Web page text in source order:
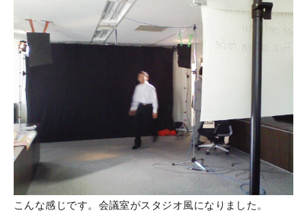
こんな感じです。会議室がスタジオ風になりました。